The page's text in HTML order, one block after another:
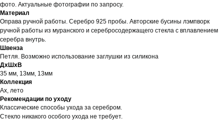
фото. Актуальные фотографии по запросу.
Материал
Оправа ручной работы. Серебро 925 пробы. Авторские бусины лэмпворк
ручной работы из муранского и серебросодержащего стекла с вплавлением
серебра внутрь.
Швенза
Петля. Возможно использование заглушки из силикона
ДxШxВ
35 мм, 13мм, 13мм
Коллекция
Ах, лето
Рекомендации по уходу
Классические способы ухода за серебром.
Стекло никакого особого ухода не требует.